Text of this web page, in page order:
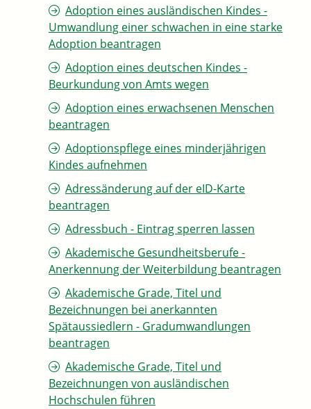
Adoption eines ausländischen Kindes -
Umwandlung einer schwachen in eine starke
Adoption beantragen
Adoption eines deutschen Kindes -
Beurkundung von Amts wegen
Adoption eines erwachsenen Menschen
beantragen
Adoptionspflege eines minderjährigen
Kindes aufnehmen
Adressänderung auf der eID-Karte
beantragen
Adressbuch - Eintrag sperren lassen
Akademische Gesundheitsberufe -
Anerkennung der Weiterbildung beantragen
Akademische Grade, Titel und
Bezeichnungen bei anerkannten
Spätaussiedlern - Gradumwandlungen
beantragen
Akademische Grade, Titel und
Bezeichnungen von ausländischen
Hochschulen führen